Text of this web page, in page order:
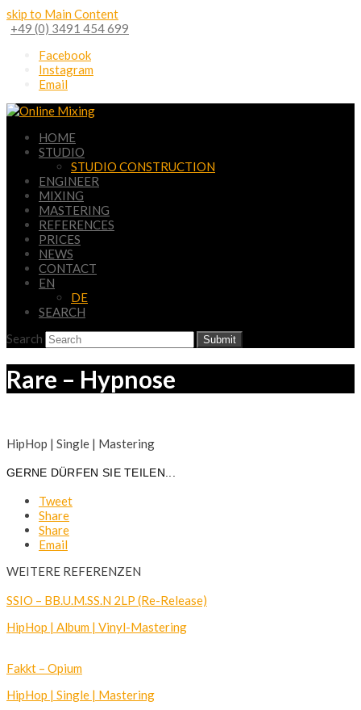
skip to Main Content
+49 (0) 3491 454 699
Facebook
Instagram
Email
HOME
STUDIO
STUDIO CONSTRUCTION
ENGINEER
MIXING
MASTERING
REFERENCES
PRICES
NEWS
CONTACT
EN
DE
SEARCH
Search
Submit
Rare – Hypnose
HipHop | Single | Mastering
GERNE DÜRFEN SIE TEILEN...
Tweet
Share
Share
Email
WEITERE REFERENZEN
SSIO – BB.U.M.SS.N 2LP (Re-Release)
HipHop | Album | Vinyl-Mastering
Fakkt – Opium
HipHop | Single | Mastering